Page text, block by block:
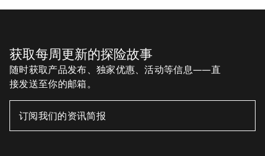
获取每周更新的探险故事
随时获取产品发布、独家优惠、活动等信息——直
接发送至你的邮箱。